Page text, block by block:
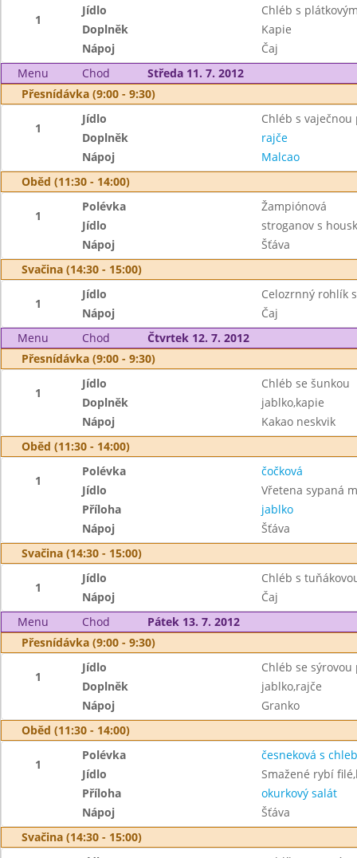
1
Jídlo
Chléb s
Doplněk
Kapie
Nápoj
Čaj
Menu
Chod
Středa 11. 7. 2012
Přesnídávka (9:00 - 9:30)
1
Jídlo
Chléb s vaječnou
Doplněk
rajče
Nápoj
Malcao
Oběd (11:30 - 14:00)
1
Polévka
Žampiónová
Jídlo
stroganov s
Nápoj
Šťáva
Svačina (14:30 - 15:00)
1
Jídlo
Celozrnný rohlík
Nápoj
Čaj
Menu
Chod
Čtvrtek 12. 7. 2012
Přesnídávka (9:00 - 9:30)
1
Jídlo
Chléb se šunkou
Doplněk
jablko,kapie
Nápoj
Kakao neskvik
Oběd (11:30 - 14:00)
1
Polévka
čočková
Jídlo
Vřetena sypaná
Příloha
jablko
Nápoj
Šťáva
Svačina (14:30 - 15:00)
1
Jídlo
Chléb s
Nápoj
Čaj
Menu
Chod
Pátek 13. 7. 2012
Přesnídávka (9:00 - 9:30)
1
Jídlo
Chléb se sýrovou
Doplněk
jablko,rajče
Nápoj
Granko
Oběd (11:30 - 14:00)
1
Polévka
česneková s
Jídlo
Smažené rybí
Příloha
okurkový salát
Nápoj
Šťáva
Svačina (14:30 - 15:00)